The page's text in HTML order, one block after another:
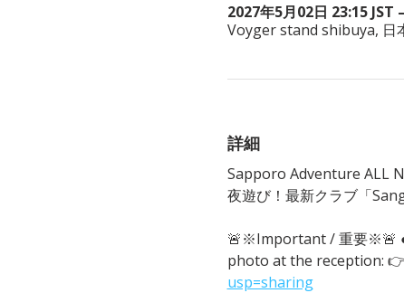
2027年5月02日 23:15 JST
Voyger stand shibuya, 日
詳細
Sapporo Adventure ALL
夜遊び！最新クラブ「
🚨※Important / 重要※🚨 ●
photo at the reception: 👉
usp=sharing